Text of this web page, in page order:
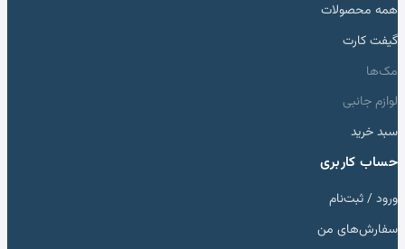
همه محصولات
گیفت کارت
مک‌ها
لوازم جانبی
سبد خرید
حساب کاربری
ورود / ثبت‌نام
سفارش‌های من